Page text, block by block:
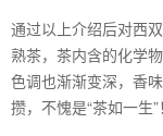
通过以上介绍后对西
熟茶，茶内含的化学
色调也渐渐变深，香
攒，不愧是“茶如一生”！